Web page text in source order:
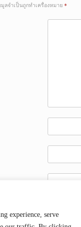
experience, serve
มูลจำเป็นถูกทำเครื่องหมาย *
ต์ของฉันบนเบราว์เซอร์